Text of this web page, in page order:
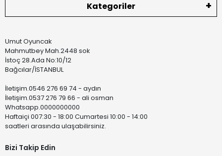
Kategoriler
Umut Oyuncak
Mahmutbey Mah.2448 sok
İstoç 28.Ada No:10/12
Bağcılar/İSTANBUL
İletişim.0546 276 69 74 - aydın
İletişim.0537 276 79 66 - ali osman
Whatsapp.0000000000
Haftaiçi 007:30 - 18:00 Cumartesi 10:00 - 14:00
saatleri arasında ulaşabilirsiniz.
Bizi Takip Edin